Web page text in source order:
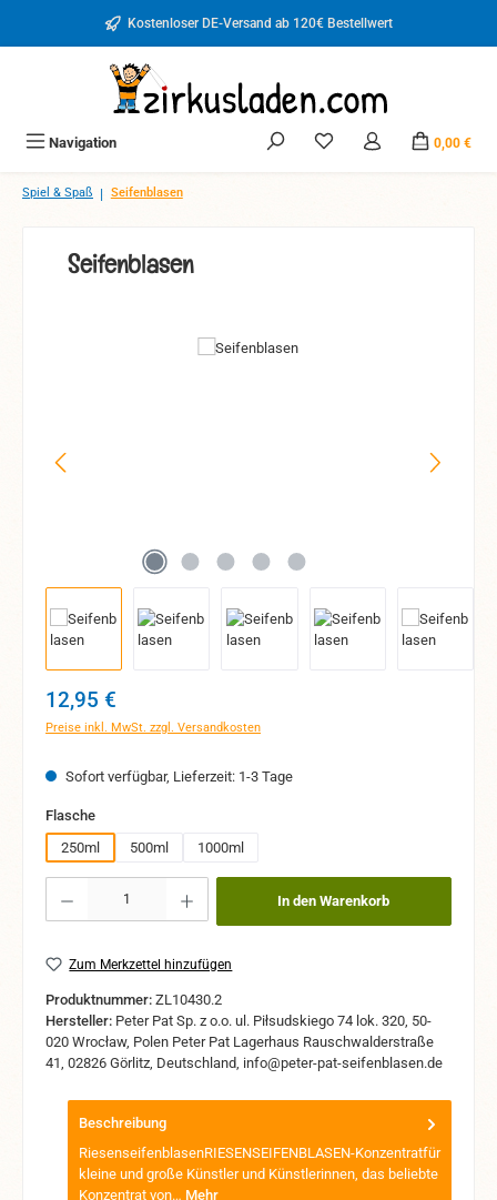
Zum Hauptinhalt springenKostenloser DE-Versand ab 120€ Bestellwert
Navigation Du hast 0 Produkte auf
0,00 €
Spiel & Spaß | Seifenblasen
Seifenblasen
Regulärer Preis:
12,95 €
Preise inkl. MwSt. zzgl. Versandkosten
Sofort verfügbar, Lieferzeit: 1-3 Tage
Flascheauswählen
250ml
500ml 1000ml
In den Warenkorb
Zum Merkzettel hinzufügen
Produktnummer: ZL10430.2
Hersteller: Peter Pat Sp. z o.o. ul. Piłsudskiego 74 lok. 320, 50-
020 Wrocław, Polen Peter Pat Lagerhaus Rauschwalderstraße
41, 02826 Görlitz, Deutschland, info@peter-pat-seifenblasen.de
Beschreibung
RiesenseifenblasenRIESENSEIFENBLASEN-Konzentratfür
kleine und große Künstler und Künstlerinnen, das beliebte
Konzentrat von… Mehr